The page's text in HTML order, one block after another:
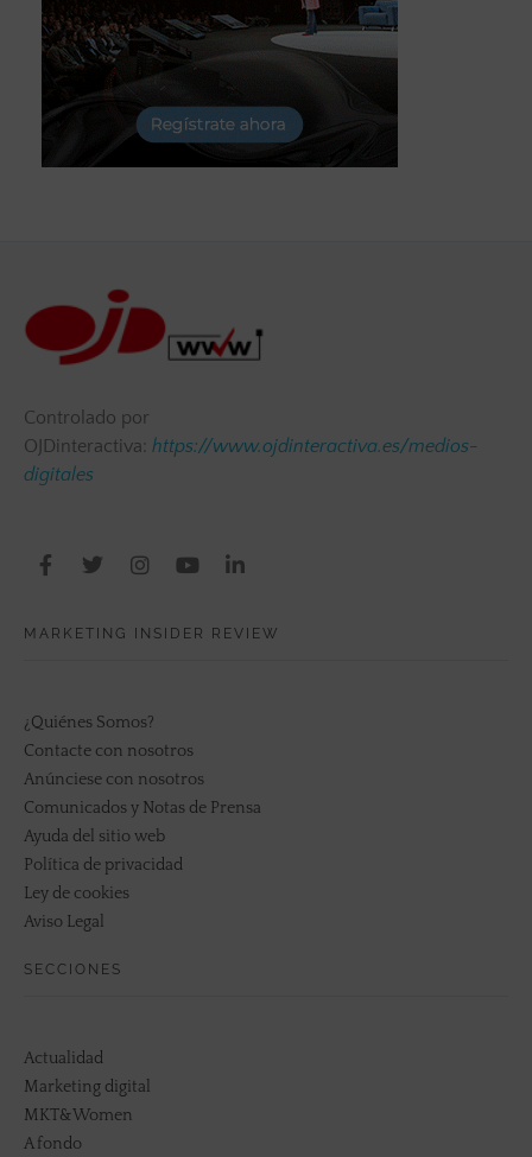
Controlado por
OJDinteractiva: https://www.ojdinteractiva.es/medios-
digitales
MARKETING INSIDER REVIEW
¿Quiénes Somos?
Contacte con nosotros
Anúnciese con nosotros
Comunicados y Notas de Prensa
Ayuda del sitio web
Política de privacidad
Ley de cookies
Aviso Legal
SECCIONES
Actualidad
Marketing digital
MKT&Women
A fondo